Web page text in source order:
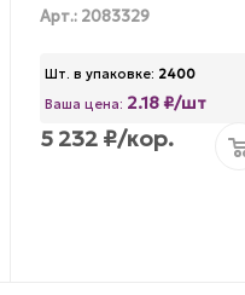
Арт.: 2083329
Шт. в упаковке: 2400
Ваша цена: 2.18 ₽/шт
5 232₽/кор.